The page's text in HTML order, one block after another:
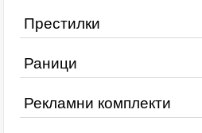
Престилки
Раници
Рекламни комплекти